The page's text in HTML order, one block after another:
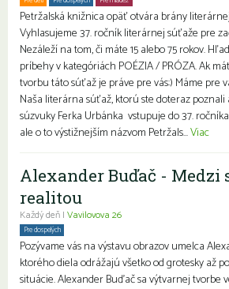
Petržalská knižnica opäť otvára brány
Vyhlasujeme 37. ročník literárnej súťaže pre
Nezáleží na tom, či máte 15 alebo 75 rokov.
príbehy v kategóriách POÉZIA / PRÓZA. Ak
tvorbu táto súťaž je práve pre vás:) Máme pre
Naša literárna súťaž, ktorú ste doteraz poznali
súzvuky Ferka Urbánka vstupuje do 37.
ale o to výstižnejším názvom Petržals...Viac
Alexander Buďač - Medzi
realitou
Každý deň | Vavilovova 26
Pre dospelých
Pozývame vás na výstavu obrazov umelca
ktorého diela odrážajú všetko od grotesky až
situácie. Alexander Buďač sa výtvarnej tvorbe